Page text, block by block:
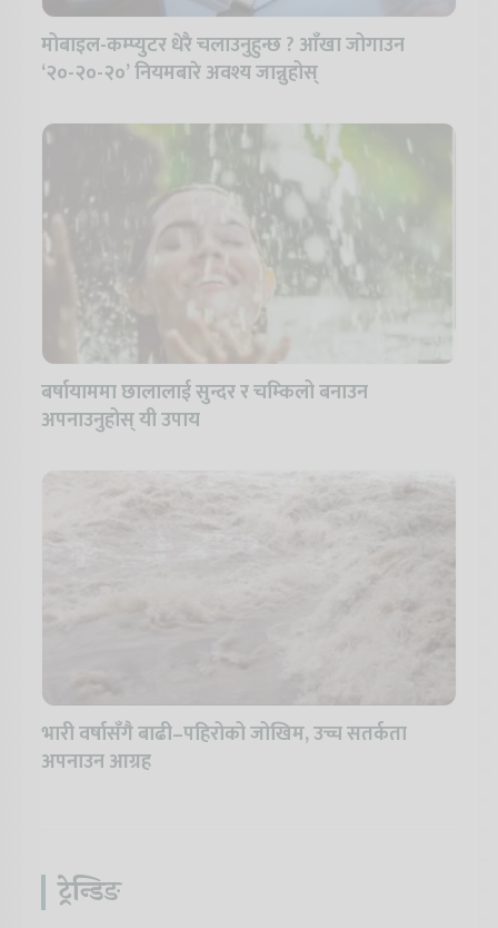
मोबाइल-कम्प्युटर धेरै चलाउनुहुन्छ ? आँखा जोगाउन
‘२०-२०-२०’ नियमबारे अवश्य जान्नुहोस्
बर्षायाममा छालालाई सुन्दर र चम्किलो बनाउन
अपनाउनुहोस् यी उपाय
भारी वर्षासँगै बाढी–पहिरोको जोखिम, उच्च सतर्कता
अपनाउन आग्रह
ट्रेन्डिङ